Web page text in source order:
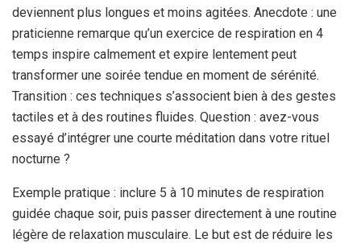
deviennent plus longues et moins agitées. Anecdote : une
praticienne remarque qu’un exercice de respiration en 4
temps inspire calmement et expire lentement peut
transformer une soirée tendue en moment de sérénité.
Transition : ces techniques s’associent bien à des gestes
tactiles et à des routines fluides. Question : avez-vous
essayé d’intégrer une courte méditation dans votre rituel
nocturne ?
Exemple pratique : inclure 5 à 10 minutes de respiration
guidée chaque soir, puis passer directement à une routine
légère de relaxation musculaire. Le but est de réduire les